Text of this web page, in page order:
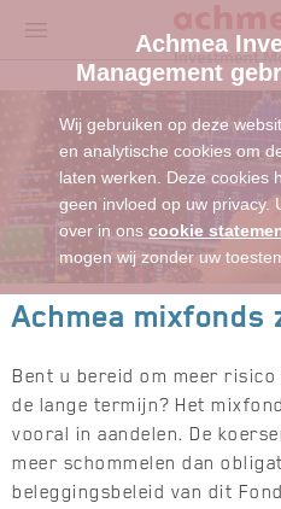
Achmea
Management
Wij gebruiken op deze
en analytische cookies om
laten werken. Deze cookies
geen invloed op uw privacy.
over in onscookie
mogen wij zonder uw
Achmea mixfonds
Bent u bereid om meer
de lange termijn? Het
vooral in aandelen. De
meer schommelen dan
beleggingsbeleid van dit